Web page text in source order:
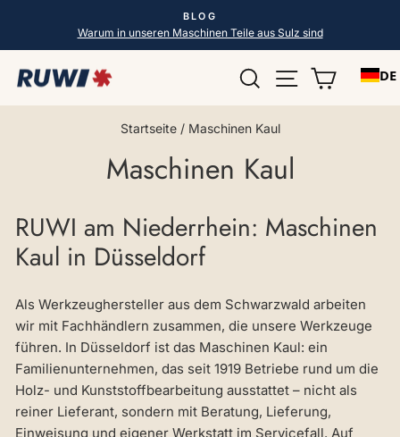
Inhalt
Pause
Diashow
BLOG
Warum in unseren Maschinen Teile aus Sulz sind
Suche DE
Startseite / Maschinen Kaul
Maschinen Kaul
RUWI am Niederrhein: Maschinen
Kaul in Düsseldorf
Als Werkzeughersteller aus dem Schwarzwald arbeiten
wir mit Fachhändlern zusammen, die unsere Werkzeuge
führen. In Düsseldorf ist das Maschinen Kaul: ein
Familienunternehmen, das seit 1919 Betriebe rund um die
Holz- und Kunststoffbearbeitung ausstattet – nicht als
reiner Lieferant, sondern mit Beratung, Lieferung,
Einweisung und eigener Werkstatt im Servicefall. Auf